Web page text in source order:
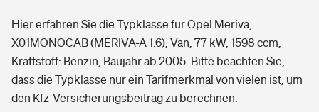
Grundfähigkeitsversicherung
Arbeitsrechtsschutz
Berufshaftpflichtversicherung
Elementarversicherung
Freizeit
Pri­vate Haft­pflicht­
Gesundheit
Hier erfahren Sie die Typklasse für Opel Meriva,
X01MONOCAB (MERIVA-A 1.6), Van, 77 kW, 1598 ccm,
Kraftstoff: Benzin, Baujahr ab 2005. Bitte beachten Sie,
dass die Typklasse nur ein Tarifmerkmal von vielen ist, um
den Kfz-Versicherungsbeitrag zu berechnen.